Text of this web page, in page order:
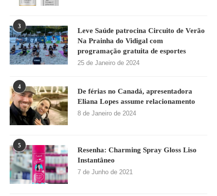
3
Leve Saúde patrocina Circuito de Verão
Na Prainha do Vidigal com
programação gratuita de esportes
25 de Janeiro de 2024
4
De férias no Canadá, apresentadora
Eliana Lopes assume relacionamento
8 de Janeiro de 2024
5
Resenha: Charming Spray Gloss Liso
Instantâneo
7 de Junho de 2021